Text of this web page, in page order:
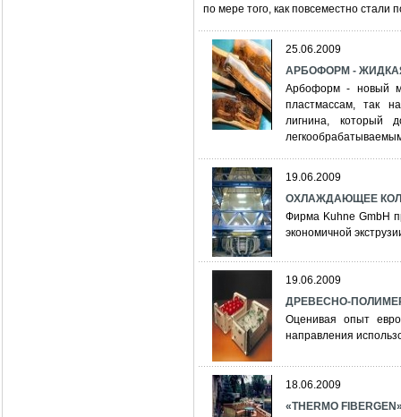
по мере того, как повсеместно
25.06.2009
АРБОФОРМ -
Арбоформ - новый
пластмассам, так
лигнина, который
19.06.2009
ОХЛАЖДАЮЩЕЕ
Фирма Kuhne GmbH
экономичной
19.06.2009
ДРЕВЕСНО-
Оценивая опыт
направления
18.06.2009
«THERMO